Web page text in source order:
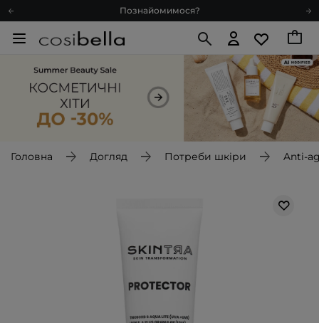
Познайомимося?
Доставка з любов'ю
Рекомендуй нас і отримуй ще більше балів
Запитай косметолога
Доставка з любов'ю
Головна Догляд Потреби шкіри Anti-